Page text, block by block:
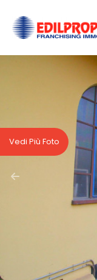
Vedi Più Foto
HOME
AFFILIATI
AFFITTO
LAVORA
Codice
Qualsiasi
cercare